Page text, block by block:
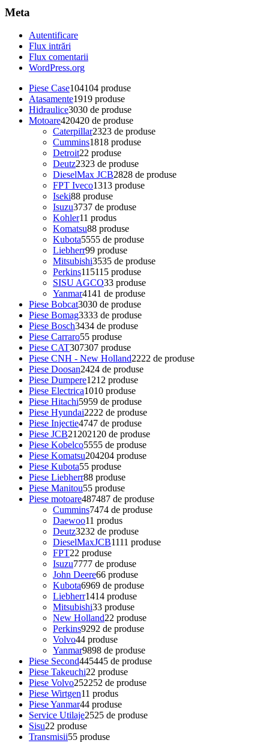
Meta
Autentificare
Flux intrări
Flux comentarii
WordPress.org
Piese Case104104 produse
Atasamente1919 produse
Hidraulice3030 de produse
Motoare420420 de produse
Caterpillar2323 de produse
Cummins1818 produse
Detroit22 produse
Deutz2323 de produse
DieselMax JCB2828 de produse
FPT Iveco1313 produse
Iseki88 produse
Isuzu3737 de produse
Kohler11 produs
Komatsu88 produse
Kubota5555 de produse
Liebherr99 produse
Mitsubishi3535 de produse
Perkins115115 produse
SISU AGCO33 produse
Yanmar4141 de produse
Piese Bobcat3030 de produse
Piese Bomag3333 de produse
Piese Bosch3434 de produse
Piese Carraro55 produse
Piese CAT307307 produse
Piese CNH - New Holland2222 de produse
Piese Doosan2424 de produse
Piese Dumpere1212 produse
Piese Electrica1010 produse
Piese Hitachi5959 de produse
Piese Hyundai2222 de produse
Piese Injectie4747 de produse
Piese JCB21202120 de produse
Piese Kobelco5555 de produse
Piese Komatsu204204 produse
Piese Kubota55 produse
Piese Liebherr88 produse
Piese Manitou55 produse
Piese motoare487487 de produse
Cummins7474 de produse
Daewoo11 produs
Deutz3232 de produse
DieselMaxJCB1111 produse
FPT22 produse
Isuzu7777 de produse
John Deere66 produse
Kubota6969 de produse
Liebherr1414 produse
Mitsubishi33 produse
New Holland22 produse
Perkins9292 de produse
Volvo44 produse
Yanmar9898 de produse
Piese Second445445 de produse
Piese Takeuchi22 produse
Piese Volvo252252 de produse
Piese Wirtgen11 produs
Piese Yanmar44 produse
Service Utilaje2525 de produse
Sisu22 produse
Transmisii55 produse